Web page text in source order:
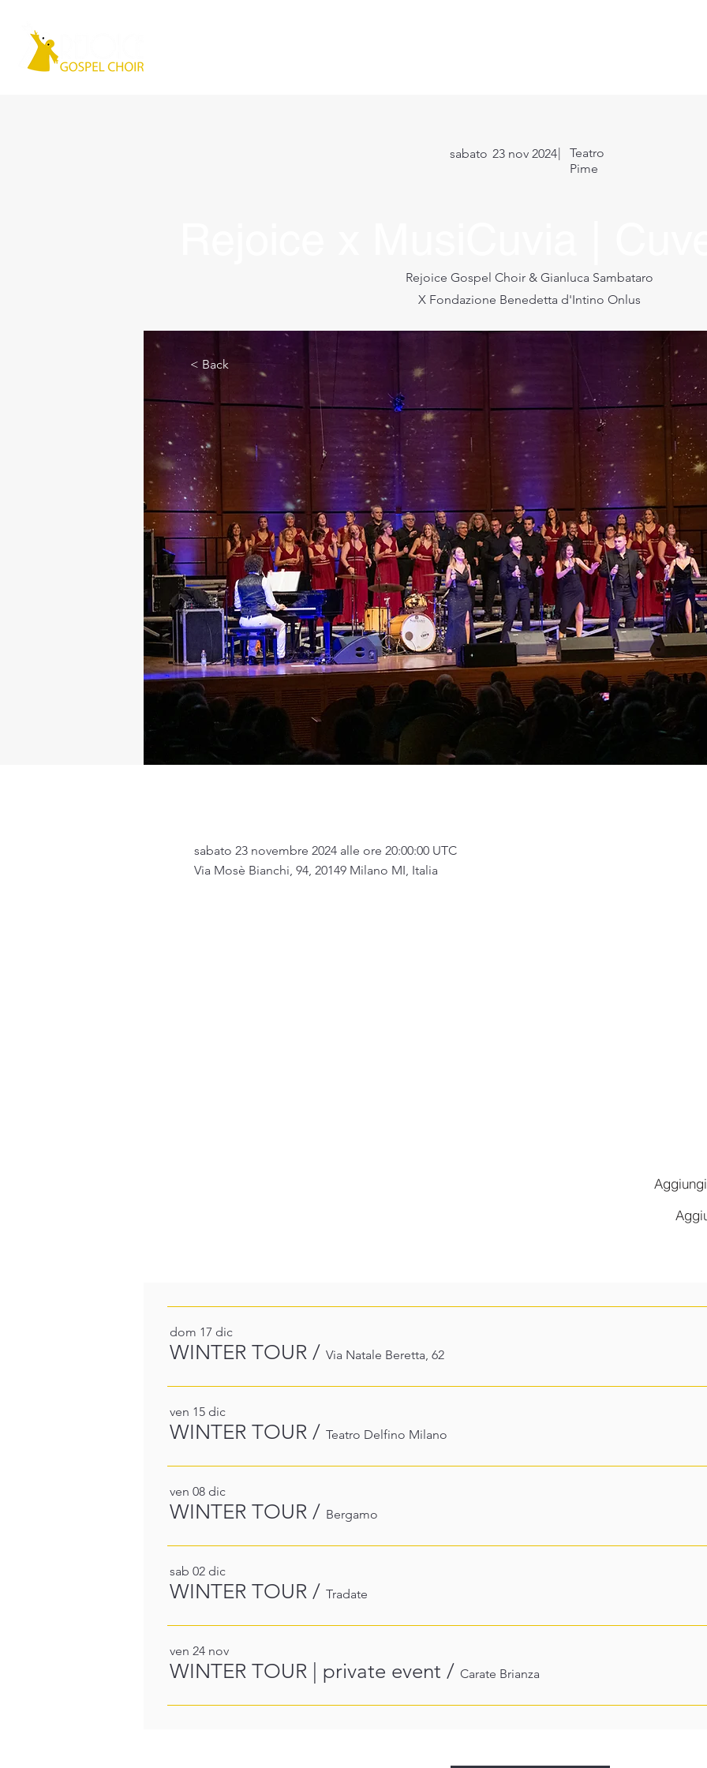
sabato 23 nov 2024|
Teatro
Pime
Rejoice Gospel Choir & Gianluca Sambataro
X Fondazione Benedetta d'Intino Onlus
< Back
sabato 23 novembre 2024 alle ore 20:00:00 UTC
Via Mosè Bianchi, 94, 20149 Milano MI, Italia
dom 17 dic
WINTER TOUR / Via Natale Beretta, 62
ven 15 dic
WINTER TOUR / Teatro Delfino Milano
ven 08 dic
WINTER TOUR / Bergamo
sab 02 dic
WINTER TOUR / Tradate
ven 24 nov
WINTER TOUR | private event / Carate Brianza